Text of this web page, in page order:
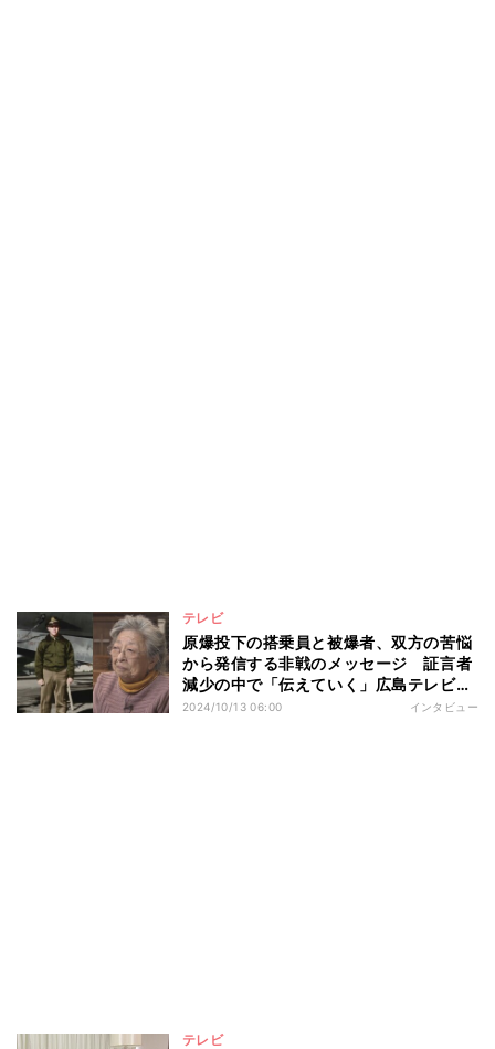
テレビ
原爆投下の搭乗員と被爆者、双方の苦悩
から発信する非戦のメッセージ 証言者
減少の中で「伝えていく」広島テレビの
使命感
2024/10/13 06:00 インタビュー
テレビ